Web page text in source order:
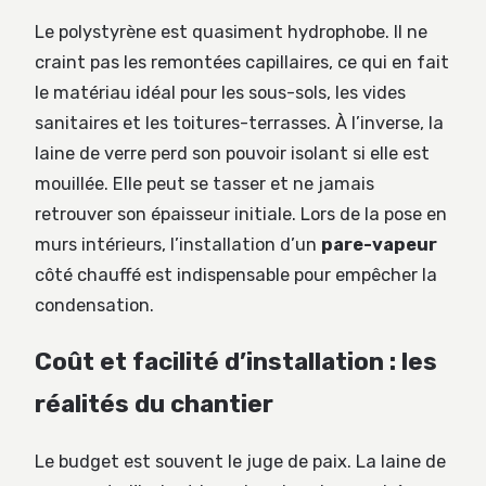
Le polystyrène est quasiment hydrophobe. Il ne
craint pas les remontées capillaires, ce qui en fait
le matériau idéal pour les sous-sols, les vides
sanitaires et les toitures-terrasses. À l’inverse, la
laine de verre perd son pouvoir isolant si elle est
mouillée. Elle peut se tasser et ne jamais
retrouver son épaisseur initiale. Lors de la pose en
murs intérieurs, l’installation d’un pare-vapeur
côté chauffé est indispensable pour empêcher la
condensation.
Coût et facilité d’installation : les
réalités du chantier
Le budget est souvent le juge de paix. La laine de